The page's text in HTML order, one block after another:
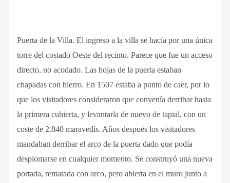
Puerta de la Villa. El ingreso a la villa se hacía por una única
torre del costado Oeste del recinto. Parece que fue un acceso
directo, no acodado. Las hojas de la puerta estaban
chapadas con hierro. En 1507 estaba a punto de caer, por lo
que los visitadores consideraron que convenía derribar hasta
la primera cubierta, y levantarla de nuevo de tapial, con un
coste de 2.840 maravedís. Años después los visitadores
mandaban derribar el arco de la puerta dado que podía
desplomarse en cualquier momento. Se construyó una nueva
portada, rematada con arco, pero abierta en el muro junto a